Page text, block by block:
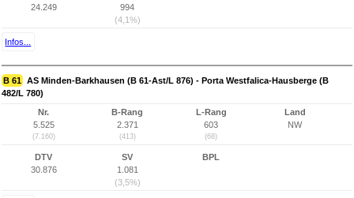
24.249
994
(4,1%)
Infos...
B 61 AS Minden-Barkhausen (B 61-Ast/L 876) - Porta Westfalica-Hausberge (B
482/L 780)
Nr.
5.525
(7.160)
B-Rang
2.371
(413)
L-Rang
603
(68)
Land
NW
DTV
30.876
SV
1.081
(3,5%)
BPL